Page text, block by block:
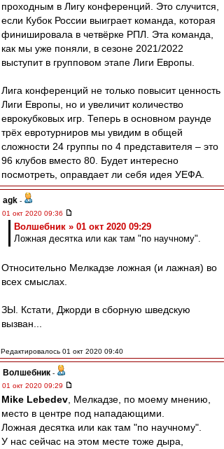
проходным в Лигу конференций. Это случится,
если Кубок России выиграет команда, которая
финишировала в четвёрке РПЛ. Эта команда,
как мы уже поняли, в сезоне 2021/2022
выступит в групповом этапе Лиги Европы.
Лига конференций не только повысит ценность
Лиги Европы, но и увеличит количество
еврокубковых игр. Теперь в основном раунде
трёх евротурниров мы увидим в общей
сложности 24 группы по 4 представителя – это
96 клубов вместо 80. Будет интересно
посмотреть, оправдает ли себя идея УЕФА.
agk -
01 окт 2020 09:36
Волшебник » 01 окт 2020 09:29
Ложная десятка или как там "по научному".
Относительно Мелкадзе ложная (и лажная) во
всех смыслах.
ЗЫ. Кстати, Джорди в сборную шведскую
вызван...
Редактировалось 01 окт 2020 09:40
Волшебник -
01 окт 2020 09:29
Mike Lebedev , Мелкадзе, по моему мнению,
место в центре под нападающими.
Ложная десятка или как там "по научному".
У нас сейчас на этом месте тоже дыра,